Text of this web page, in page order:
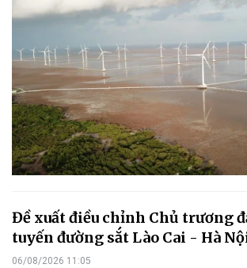
Đề xuất điều chỉnh Chủ trương
tuyến đường sắt Lào Cai - Hà
06/08/2026 11:05